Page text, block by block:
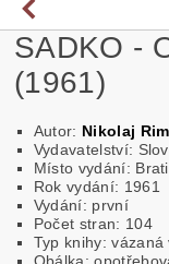
SADKO -
(1961)
Autor: Nikolaj
Vydavatelství:
Místo vydání:
Rok vydání: 1961
Vydání: první
Počet stran: 104
Typ knihy:
Obálka: